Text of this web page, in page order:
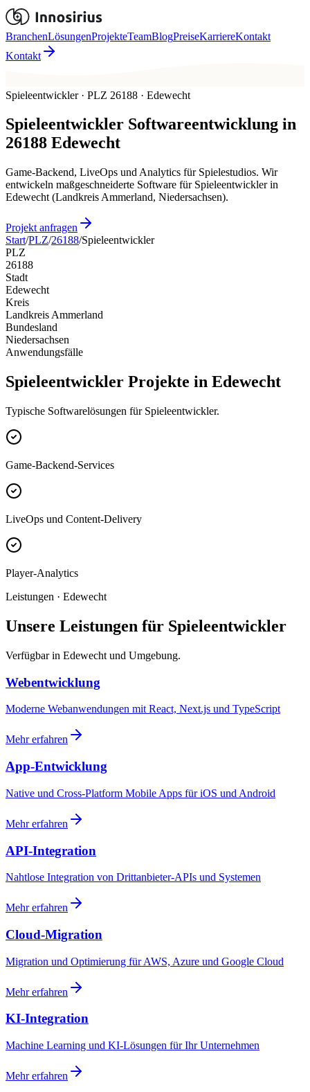
BranchenLösungenProjekteTeamBlogPreiseKarriereKontakt
Kontakt
Spieleentwickler · PLZ 26188 · Edewecht
Spieleentwickler Softwareentwicklung in
26188 Edewecht
Game-Backend, LiveOps und Analytics für Spielestudios. Wir
entwickeln maßgeschneiderte Software für Spieleentwickler in
Edewecht (Landkreis Ammerland, Niedersachsen).
Projekt anfragen
Start/PLZ/26188/Spieleentwickler
PLZ
26188
Stadt
Edewecht
Kreis
Landkreis Ammerland
Bundesland
Niedersachsen
Anwendungsfälle
Spieleentwickler Projekte in Edewecht
Typische Softwarelösungen für Spieleentwickler.
Game-Backend-Services
LiveOps und Content-Delivery
Player-Analytics
Leistungen · Edewecht
Unsere Leistungen für Spieleentwickler
Verfügbar in Edewecht und Umgebung.
Webentwicklung
Moderne Webanwendungen mit React, Next.js und TypeScript
Mehr erfahren
App-Entwicklung
Native und Cross-Platform Mobile Apps für iOS und Android
Mehr erfahren
API-Integration
Nahtlose Integration von Drittanbieter-APIs und Systemen
Mehr erfahren
Cloud-Migration
Migration und Optimierung für AWS, Azure und Google Cloud
Mehr erfahren
KI-Integration
Machine Learning und KI-Lösungen für Ihr Unternehmen
Mehr erfahren